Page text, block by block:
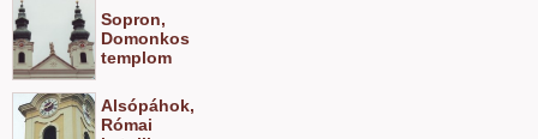
Sopron,
Domonkos
templom
Alsópáhok,
Római